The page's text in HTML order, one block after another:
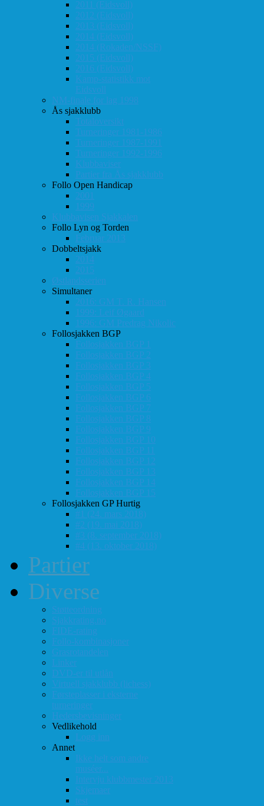
2011 (Eidsvoll)
2012 (Eidsvoll)
2013 (Eidsvoll)
2014 (Eidsvoll)
2014 (Rokaden/NSSF)
2015 (Eidsvoll)
2016 (Eidsvoll)
Kamp-statistikk mot
Eidsvoll
NM-finale for lag 1998
Ås sjakklubb
Totaloversikt
Turneringer 1981-1986
Turneringer 1987-1991
Turneringer 1992-1996
Klubbaviser
Partier fra Ås sjakklubb
Follo Open Handicap
2001
1999
Klubbavisen Sjakkalen
Follo Lyn og Torden
Februar 2013
Dobbeltsjakk
2014
2015
Østlandsserien
Simultaner
2016: GM T. R. Hansen
1999: Leif Øgaard
1996: GM Predrag Nikolic
Follosjakken BGP
Follosjakken BGP 1
Follosjakken BGP 2
Follosjakken BGP 3
Follosjakken BGP 4
Follosjakken BGP 5
Follosjakken BGP 6
Follosjakken BGP 7
Follosjakken BGP 8
Follosjakken BGP 9
Follosjakken BGP 10
Follosjakken BGP 11
Follosjakken BGP 12
Follosjakken BGP 13
Follosjakken BGP 14
Follosjakken BGP 15
Follosjakken GP Hurtig
#1 (24. mars 2018)
#2 (19. mai 2018)
#3 (8. september 2018)
#4 (13. oktober 2018)
Partier
Diverse
Støtteordning
Sjakkrating.no
FIDE-rating
Follo-kombinasjoner
Grasrotandelen
Linker
DVD-er til utlån
Virtuell sjakklubb (lichess)
Førsteplasser i eksterne
turneringer
Hedersbevisninger
Vedlikehold
Logg inn
Annet
Ikke helt som andre
muséer...
Intervju klubbmester 2013
Skjemaer
test